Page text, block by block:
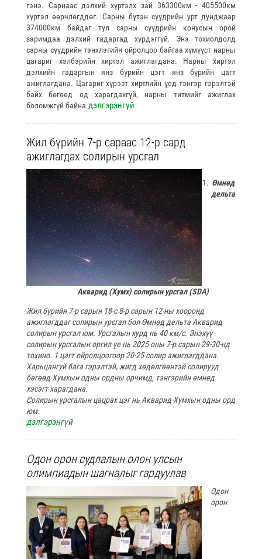
гэнэ. Сарнаас дэлхий хүртэлх зай 363300км - 405500км
хүртэл өөрчлөгддөг. Сарны бүтэн сүүдрийн урт дунджаар
374000км байдаг тул сарны сүүдрийн конусын орой
заримдаа дэлхий гадаргад хүрдэггүй. Энэ тохиолдолд
сарны сүүдрийн тэнхлэгийн ойролцоо байгаа хүмүүст нарны
цагариг хэлбэрийн хиртэл ажиглагдана. Нарны хиртэл
дэлхийн гадаргын янз бүрийн цэгт янз бүрийн цагт
ажиглагдана. Цагариг хүрээт хиртлийн үед тэнгэр гэрэлтэй
байх бөгөөд од харагдахгүй, нарны титмийг ажиглах
боломжгүй байна.дэлгэрэнгүй
Жил бүрийн 7-р сараас 12-р сард
ажиглагдах солирын урсгал
Өмнөд
дельта
Акварид (Хумх)солирын урсгал (SDA)
Жил бүрийн 7-р сарын 18-с 8-р сарын 12-ны хооронд
ажиглагддаг солирын урсгал бол Өмнөд дельта Акварид
солирын урсгал юм. Урсгалын хурд нь 40 км/с. Энэхүү
солирын урсгалын оргил үе нь 2025 оны 7-р сарын 29-30-нд
тохино. 1 цагт ойролцоогоор 20-25 солир ажиглагддана.
Харьцангуй бага гэрэлтэй, жигд хөдөлгөөнтэй солирууд
бөгөөд Хумхын одны ордны орчимд, тэнгэрийн өмнөд
хэсэгт харагдана.
Солирын урсгалын цацрах цэг нь Акварид-Хумхын одны орд
юм.
дэлгэрэнгүй
Одон орон судлалын олон улсын
олимпиадын шагналыг гардуулав
Одон
орон